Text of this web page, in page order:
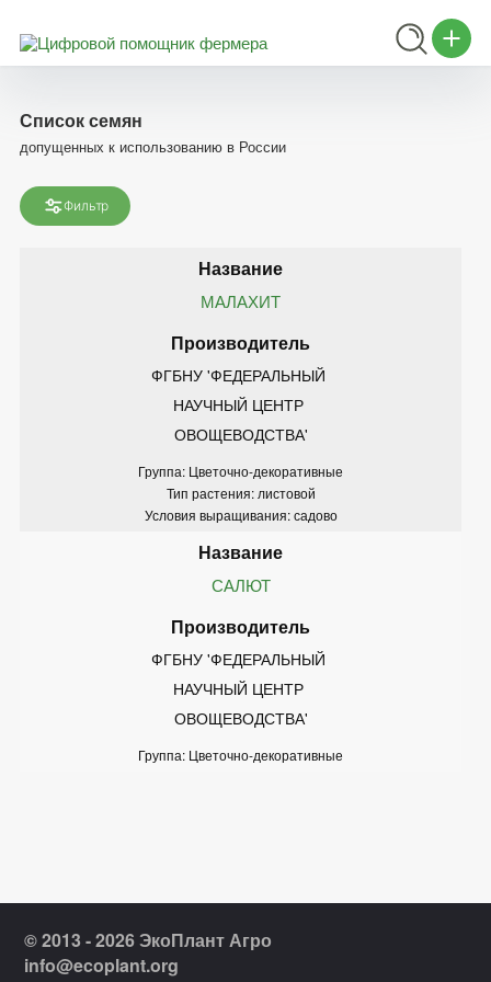
Список семян
допущенных к использованию в России
Фильтр
МАЛАХИТ
ФГБНУ 'ФЕДЕРАЛЬНЫЙ
НАУЧНЫЙ ЦЕНТР
ОВОЩЕВОДСТВА'
Группа: Цветочно-декоративные
Тип растения: листовой
Условия выращивания: садово
САЛЮТ
ФГБНУ 'ФЕДЕРАЛЬНЫЙ
НАУЧНЫЙ ЦЕНТР
ОВОЩЕВОДСТВА'
Группа: Цветочно-декоративные
© 2013 - 2026 ЭкоПлант Агро
info@ecoplant.org